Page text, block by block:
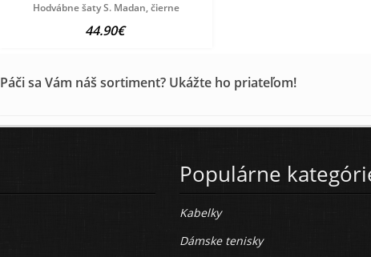
Hodvábne šaty S. Madan, čierne
44.90€
Páči sa Vám náš sortiment? Ukážte ho priateľom!
Populárne
Kabelky
Dámske tenisky